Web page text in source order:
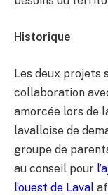
Historique
Les deux projets
collaboration
amorcée lors de
lavalloise de
groupe de
au conseil pour
l’ouest de Laval